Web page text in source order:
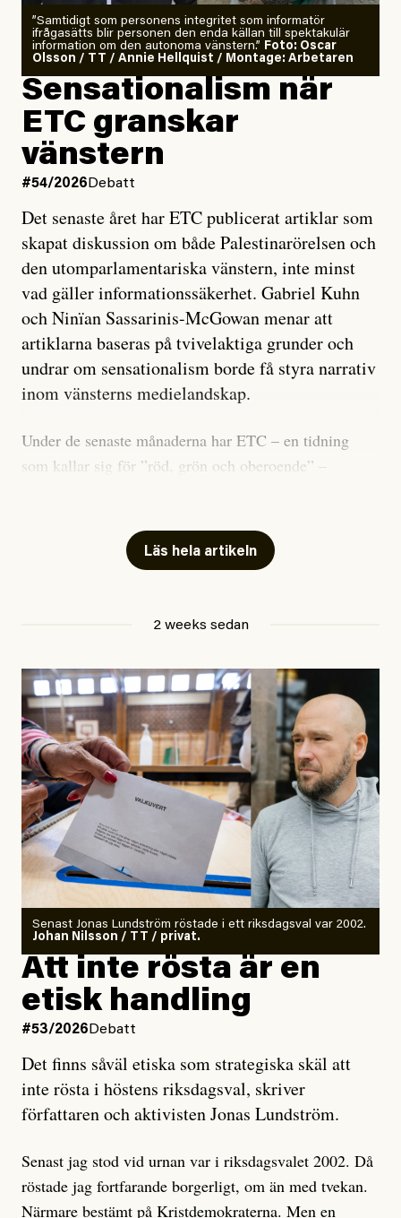
”Samtidigt som personens integritet som informatör
ifrågasätts blir personen den enda källan till spektakulär
information om den autonoma vänstern.” Foto: Oscar
Olsson / TT / Annie Hellquist / Montage: Arbetaren
Sensationalism när
ETC granskar
vänstern
#54/2026 Debatt
Det senaste året har ETC publicerat artiklar som
skapat diskussion om både Palestinarörelsen och
den utomparlamentariska vänstern, inte minst
vad gäller informationssäkerhet. Gabriel Kuhn
och Ninïan Sassarinis-McGowan menar att
artiklarna baseras på tvivelaktiga grunder och
undrar om sensationalism borde få styra narrativ
inom vänsterns medielandskap.
Under de senaste månaderna har ETC – en tidning
som kallar sig för ”röd, grön och oberoende” –
skriver för? Vad betyder det att vara en ”röd, grön och
oberoende” tidning? Och vad är egentligen bra
utpekas som israelisk infiltratör”. Enligt ingressen
handlar artikeln om en person vars ”bakgrund skapar
splittring och oro i rörelsen”. Problemet är att artikeln
skapar betydligt mer oro i palestinarörelsen – och den
oberoende vänstern – än den porträtterade personen
eller dess bakgrund.
Det finns en väldigt enkel regel inom alla politiska
rörelser när det gäller misstänkta infiltratörer:
Antingen har en bevis på att de är infiltratörer, och då
ska en gå ut med det så fort det bara går för att skydda
rörelsen. Eller så har en inga bevis, bara misstankar,
och då ska en efterforska diskret, just för att inte skapa
oro inom rörelsen.
Artikeln undersöker inte, som ETC påstår, ”vad som
är sant, vad som är rykten”, utan den bidrar bara till
ännu mer ryktesspridning. Det finns inte ett enda bevis
misstänkta personen är en infiltratör. Det som läsaren
får veta är att personen har ändrat sina politiska åsikter
under åren, att den har raderat tidigare innehåll på sina
Läs hela artikeln
2 weeks sedan
Senast Jonas Lundström röstade i ett riksdagsval var 2002.
Johan Nilsson / TT / privat.
Att inte rösta är en
etisk handling
#53/2026 Debatt
Det finns såväl etiska som strategiska skäl att
inte rösta i höstens riksdagsval, skriver
författaren och aktivisten Jonas Lundström.
Senast jag stod vid urnan var i riksdagsvalet 2002. Då
röstade jag fortfarande borgerligt, om än med tvekan.
Närmare bestämt på Kristdemokraterna. Men en